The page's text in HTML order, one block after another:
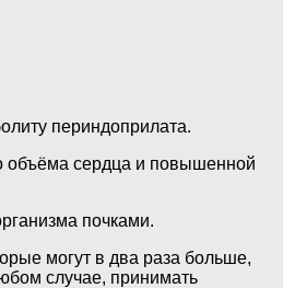
периндоприлата.
объёма сердца и повышенной
почками.
могут в два раза больше,
случае, принимать